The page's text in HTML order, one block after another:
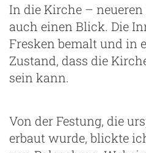
In die Kirche –
auch einen Blick. Die
Fresken bemalt und in
Zustand, dass die
sein kann.
Von der Festung, die
erbaut wurde, blickte